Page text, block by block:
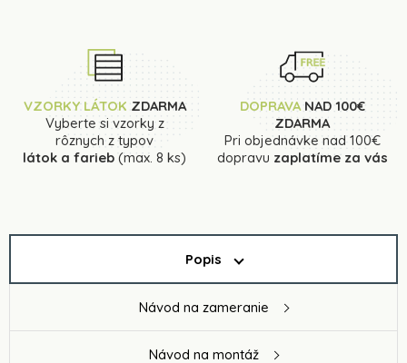
VZORKY LÁTOK ZDARMA
Vyberte si vzorky z
rôznych z typov
látok a farieb (max. 8 ks)
DOPRAVANAD 100€
ZDARMA
Pri objednávke nad 100€
dopravu zaplatíme za vás
Popis
Návod na zameranie
Návod na montáž